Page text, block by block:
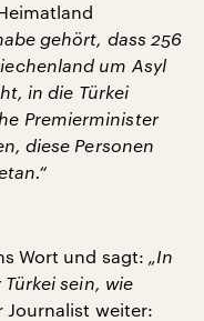
gehört, dass 256
um Asyl
in die Türkei
Premierminister
diese Personen
Wort und sagt: „In
sein, wie
Journalist weiter: